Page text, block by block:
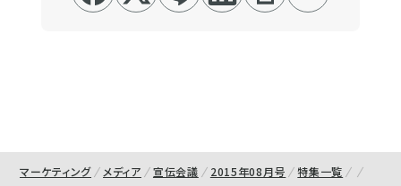
マーケティング メディア 宣伝会議 2015年08月号 特集一覧